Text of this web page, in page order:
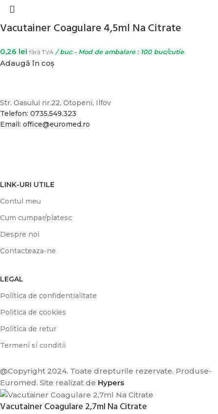
Vacutainer Coagulare 4,5ml Na Citrate
0,26 lei fără TVA / buc - Mod de ambalare : 100 buc/cutie
Adaugă în coș
Str. Oasului nr.22, Otopeni, Ilfov
Telefon: 0735.549.323
Email: office@euromed.ro
LINK-URI UTILE
Contul meu
Cum cumpar/platesc
Despre noi
Contacteaza-ne
LEGAL
Politica de confidentialitate
Politica de cookies
Politica de retur
Termeni si conditii
@Copyright 2024. Toate drepturile rezervate. Produse-
Euromed. Site realizat de Hypers
Vacutainer Coagulare 2,7ml Na Citrate